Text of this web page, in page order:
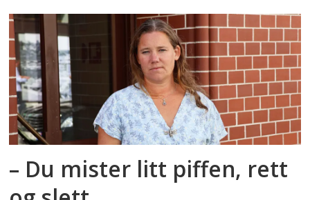
– Du mister litt piffen, rett